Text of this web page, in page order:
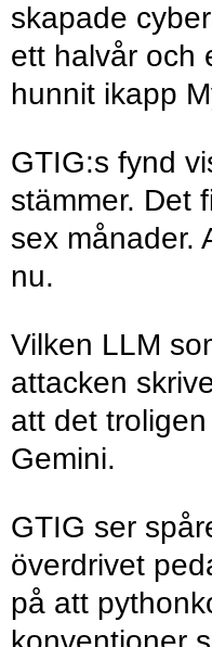
skapade
ett halvår och
hunnit ikapp
GTIG:s fynd
stämmer. Det
sex månader.
nu.
Vilken LLM
attacken
att det
Gemini.
GTIG ser
överdrivet
på att